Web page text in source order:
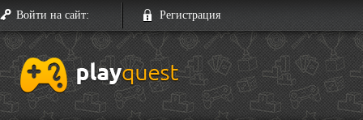
Войти на сайт: Регистрация